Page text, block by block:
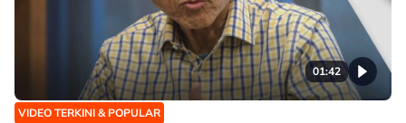
01:42
VIDEO TERKINI & POPULAR